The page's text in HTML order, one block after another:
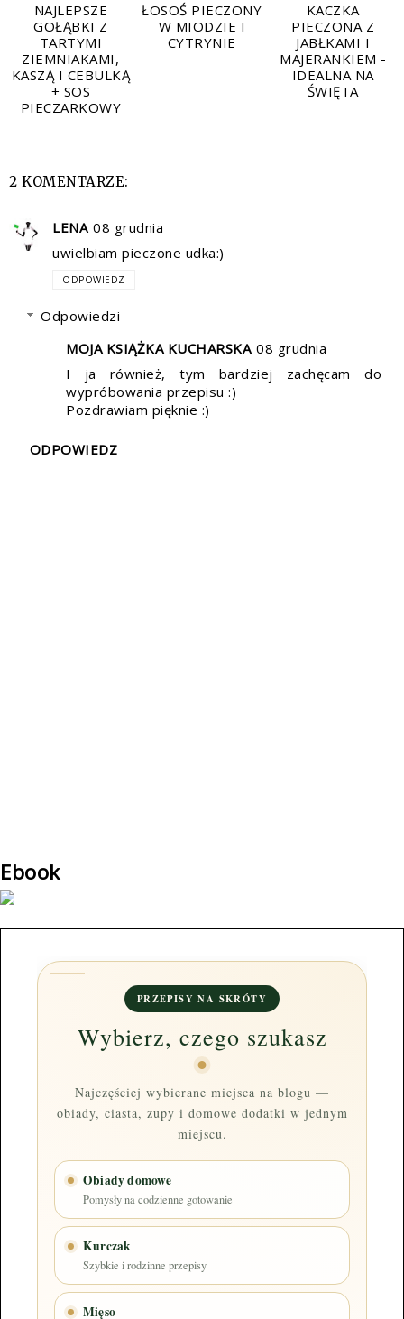
NAJLEPSZE
GOŁĄBKI Z
TARTYMI
ZIEMNIAKAMI,
KASZĄ I CEBULKĄ
+ SOS
PIECZARKOWY
ŁOSOŚ PIECZONY
W MIODZIE I
CYTRYNIE
KACZKA
PIECZONA Z
JABŁKAMI I
MAJERANKIEM -
IDEALNA NA
ŚWIĘTA
2 KOMENTARZE:
LENA 08 grudnia
uwielbiam pieczone udka:)
ODPOWIEDZ
Odpowiedzi
MOJA KSIĄŻKA KUCHARSKA 08 grudnia
I ja również, tym bardziej zachęcam do
wypróbowania przepisu :)
Pozdrawiam pięknie :)
ODPOWIEDZ
Ebook
PRZEPISY NA SKRÓTY
Wybierz, czego szukasz
Najczęściej wybierane miejsca na blogu —
obiady, ciasta, zupy i domowe dodatki w jednym
miejscu.
Obiady domowe
Pomysły na codzienne gotowanie
Kurczak
Szybkie i rodzinne przepisy
Mięso